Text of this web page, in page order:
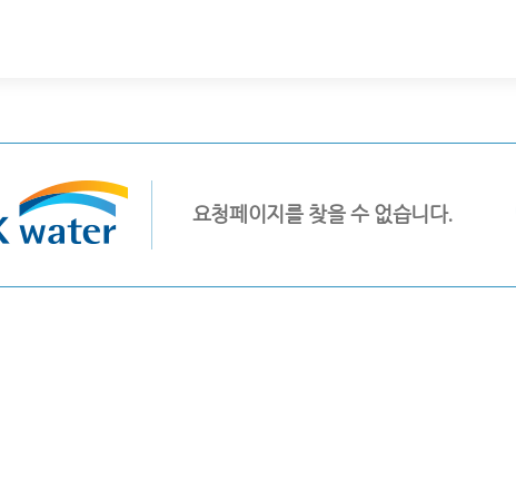
요청페이지를 찾을 수 없습니다.